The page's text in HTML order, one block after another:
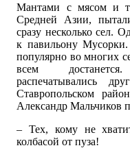
Мантами с мясом и
Средней Азии,
сразу несколько сел.
к павильону
популярно во многих
всем
распечатывались
Ставропольском
Александр Мальчиков
– Тех, кому не
колбасой от пуза!